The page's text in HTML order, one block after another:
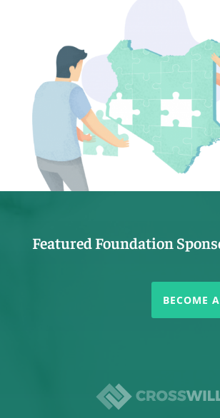
Featured Foundation
BECOME